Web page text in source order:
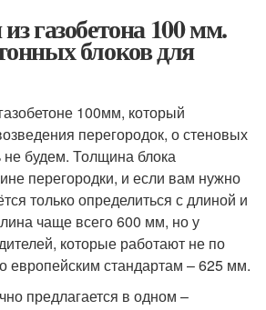
газобетона 100 мм.
блоков для
100мм, который
перегородок, о стеновых
не будем. Толщина блока
перегородки, и если вам нужно
только определиться с длиной и
чаще всего 600 мм, но у
которые работают не по
европейским стандартам – 625 мм.
предлагается в одном –